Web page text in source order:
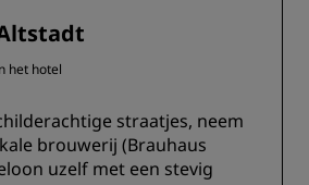
het hotel
straatjes, neem
brouwerij (Brauhaus
uzelf met een stevig